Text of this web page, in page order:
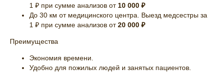
1 ₽ при сумме анализов от 10 000 ₽
До 30 км от медицинского центра. Выезд медсестры за
1 ₽ при сумме анализов от20 000 ₽
Преимущества
Экономия времени.
Удобно для пожилых людей и занятых пациентов.